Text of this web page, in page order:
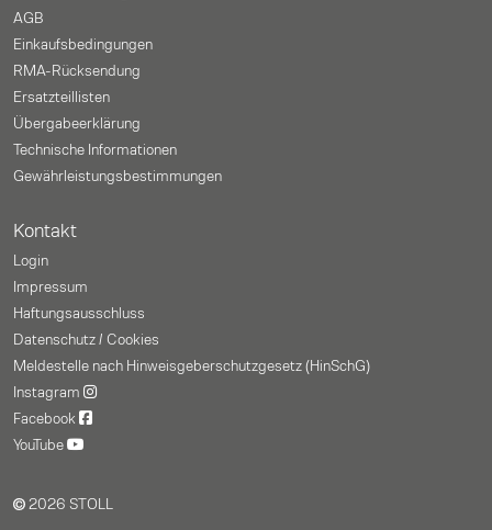
AGB
Einkaufsbedingungen
RMA-Rücksendung
Ersatzteillisten
Übergabeerklärung
Technische Informationen
Gewährleistungs­bestimmungen
Kontakt
Login
Impressum
Haftungsausschluss
Datenschutz / Cookies
Meldestelle nach Hinweisgeberschutzgesetz (HinSchG)
Instagram
Facebook
YouTube
2026 STOLL